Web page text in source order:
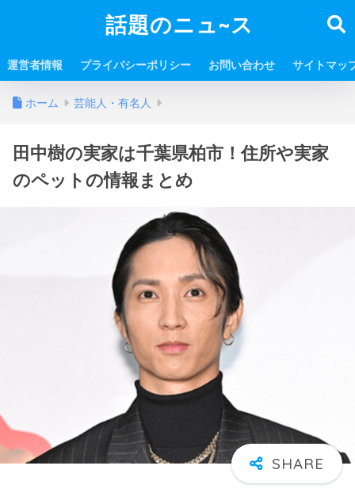
話題のニュ~ス
運営者情報 プライバシーポリシー お問い合わせ サイトマッ
ホーム 芸能人・有名人
田中樹の実家は千葉県柏市！住所や実家
のペットの情報まとめ